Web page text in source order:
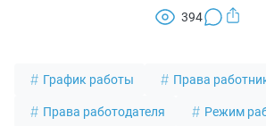
394
График работы Права
Права работодателя Режим